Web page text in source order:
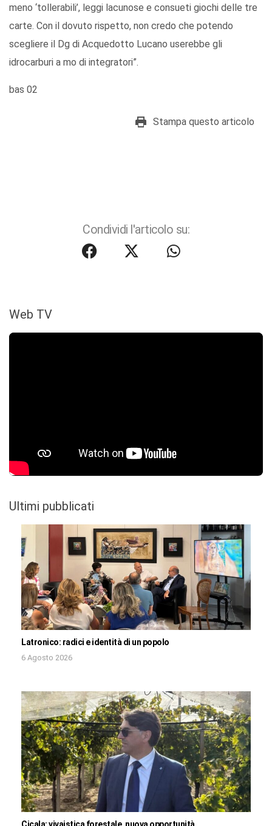
meno ‘tollerabili’, leggi lacunose e consueti giochi delle tre
carte. Con il dovuto rispetto, non credo che potendo
scegliere il Dg di Acquedotto Lucano userebbe gli
idrocarburi a mo di integratori”.
bas 02
Stampa questo articolo
Condividi l'articolo su:
Web TV
Ultimi pubblicati
Latronico: radici e identità di un popolo
6 Agosto 2026
Cicala: vivaistica forestale, nuova opportunità